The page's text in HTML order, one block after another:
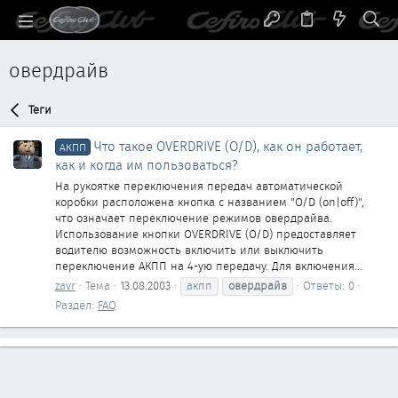
овердрайв
Теги
АКПП
Что такое OVERDRIVE (O/D), как он работает,
как и когда им пользоваться?
На рукоятке переключения передач автоматической
коробки расположена кнопка с названием "O/D (on|off)",
что означает переключение режимов овердрайва.
Использование кнопки OVERDRIVE (O/D) предоставляет
водителю возможность включить или выключить
переключение АКПП на 4-ую передачу. Для включения...
zavr Тема 13.08.2003 акпп овердрайв
Ответы: 0
Раздел: FAQ